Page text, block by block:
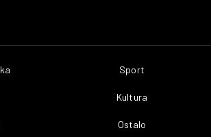
Sport
Kultura
Ostalo